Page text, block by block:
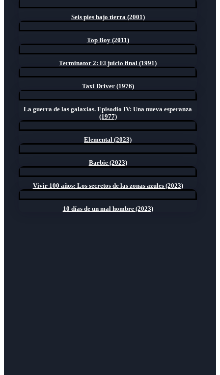
Seis pies bajo tierra (2001)
Top Boy (2011)
Terminator 2: El juicio final (1991)
Taxi Driver (1976)
La guerra de las galaxias. Episodio IV: Una nueva esperanza
(1977)
Elemental (2023)
Barbie (2023)
Vivir 100 años: Los secretos de las zonas azules (2023)
10 días de un mal hombre (2023)